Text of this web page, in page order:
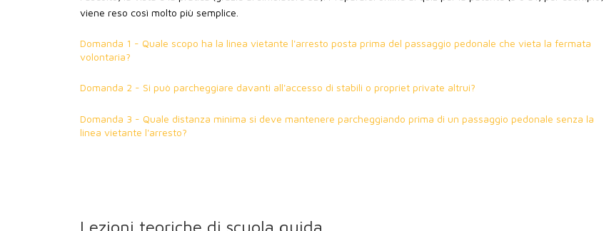
viene reso così molto più semplice.
Domanda 1 - Quale scopo ha la linea vietante l'arresto posta prima del passaggio pedonale che vieta la fermata
volontaria?
Domanda 2 - Si può parcheggiare davanti all'accesso di stabili o propriet private altrui?
Domanda 3 - Quale distanza minima si deve mantenere parcheggiando prima di un passaggio pedonale senza la
linea vietante l'arresto?
Lezioni teoriche di scuola guida